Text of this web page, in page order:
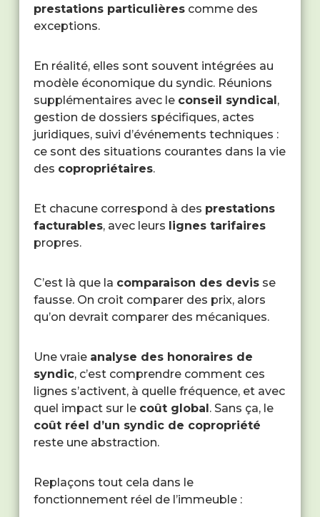
prestations particulièrescomme des
exceptions.
En réalité, elles sont souvent intégrées au
modèle économique du syndic. Réunions
supplémentaires avec le conseil syndical ,
gestion de dossiers spécifiques, actes
juridiques, suivi d’événements techniques :
ce sont des situations courantes dans la vie
des copropriétaires.
Et chacune correspond à des prestations
facturables, avec leurs lignes tarifaires
propres.
C’est là que la comparaison des devisse
fausse. On croit comparer des prix, alors
qu’on devrait comparer des mécaniques.
Une vraie analyse des honoraires de
syndic, c’est comprendre comment ces
lignes s’activent, à quelle fréquence, et avec
quel impact sur le coût global . Sans ça, le
coût réel d’un syndic de copropriété
reste une abstraction.
Replaçons tout cela dans le
fonctionnement réel de l’immeuble :